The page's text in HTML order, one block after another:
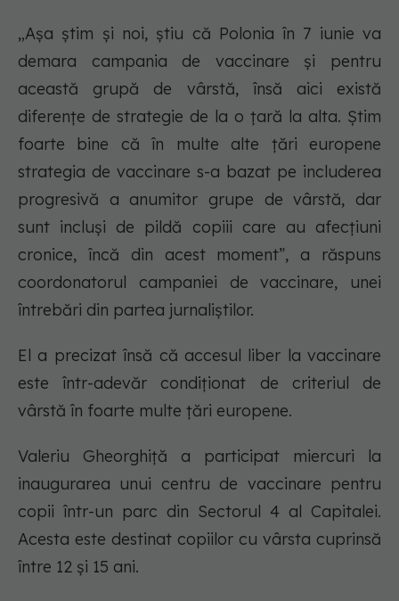
„Așa știm și noi, știu că Polonia în 7 iunie va
demara campania de vaccinare și pentru
această grupă de vârstă, însă aici există
diferențe de strategie de la o țară la alta. Știm
foarte bine că în multe alte țări europene
strategia de vaccinare s-a bazat pe includerea
progresivă a anumitor grupe de vârstă, dar
sunt incluși de pildă copiii care au afecțiuni
cronice, încă din acest moment”, a răspuns
coordonatorul campaniei de vaccinare, unei
întrebări din partea jurnaliștilor.
El a precizat însă că accesul liber la vaccinare
este într-adevăr condiționat de criteriul de
vârstă în foarte multe țări europene.
Valeriu Gheorghiță a participat miercuri la
inaugurarea unui centru de vaccinare pentru
copii într-un parc din Sectorul 4 al Capitalei.
Acesta este destinat copiilor cu vârsta cuprinsă
între 12 și 15 ani.